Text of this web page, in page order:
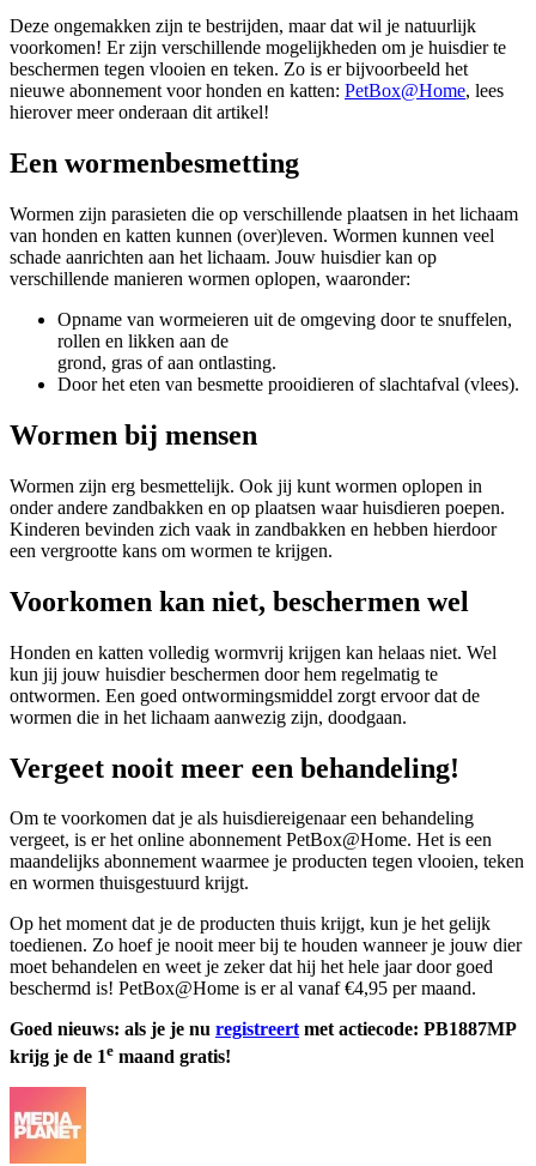
Deze ongemakken zijn te bestrijden, maar dat wil je natuurlijk
voorkomen! Er zijn verschillende mogelijkheden om je huisdier te
beschermen tegen vlooien en teken. Zo is er bijvoorbeeld het
nieuwe abonnement voor honden en katten: PetBox@Home, lees
hierover meer onderaan dit artikel!
Een wormenbesmetting
Wormen zijn parasieten die op verschillende plaatsen in het lichaam
van honden en katten kunnen (over)leven. Wormen kunnen veel
schade aanrichten aan het lichaam. Jouw huisdier kan op
verschillende manieren wormen oplopen, waaronder:
Opname van wormeieren uit de omgeving door te snuffelen,
rollen en likken aan de
grond, gras of aan ontlasting.
Door het eten van besmette prooidieren of slachtafval (vlees).
Wormen bij mensen
Wormen zijn erg besmettelijk. Ook jij kunt wormen oplopen in
onder andere zandbakken en op plaatsen waar huisdieren poepen.
Kinderen bevinden zich vaak in zandbakken en hebben hierdoor
een vergrootte kans om wormen te krijgen.
Voorkomen kan niet, beschermen wel
Honden en katten volledig wormvrij krijgen kan helaas niet. Wel
kun jij jouw huisdier beschermen door hem regelmatig te
ontwormen. Een goed ontwormingsmiddel zorgt ervoor dat de
wormen die in het lichaam aanwezig zijn, doodgaan.
Vergeet nooit meer een behandeling!
Om te voorkomen dat je als huisdiereigenaar een behandeling
vergeet, is er het online abonnement PetBox@Home. Het is een
maandelijks abonnement waarmee je producten tegen vlooien, teken
en wormen thuisgestuurd krijgt.
Op het moment dat je de producten thuis krijgt, kun je het gelijk
toedienen. Zo hoef je nooit meer bij te houden wanneer je jouw dier
moet behandelen en weet je zeker dat hij het hele jaar door goed
beschermd is! PetBox@Home is er al vanaf €4,95 per maand.
Goed nieuws: als je je nu registreertmet actiecode: PB1887MP
krijg je de 1e maand gratis!